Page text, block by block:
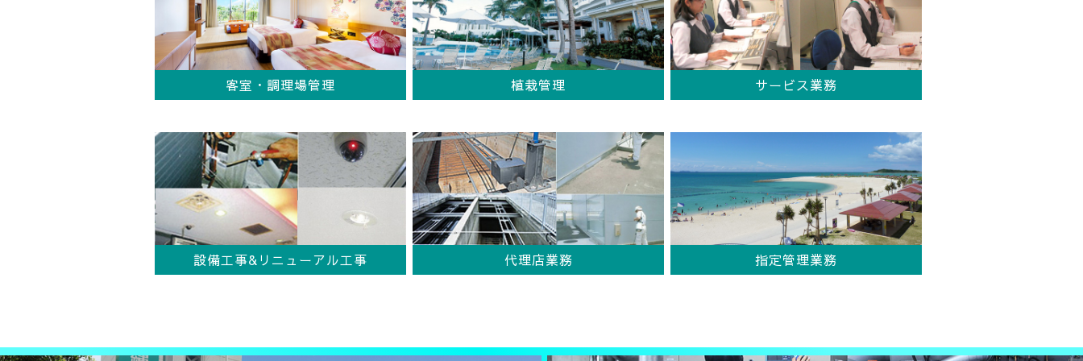
客室・調理場管理 植栽管理 サービス業務
設備工事&リニューアル工事 代理店業務 指定管理業務